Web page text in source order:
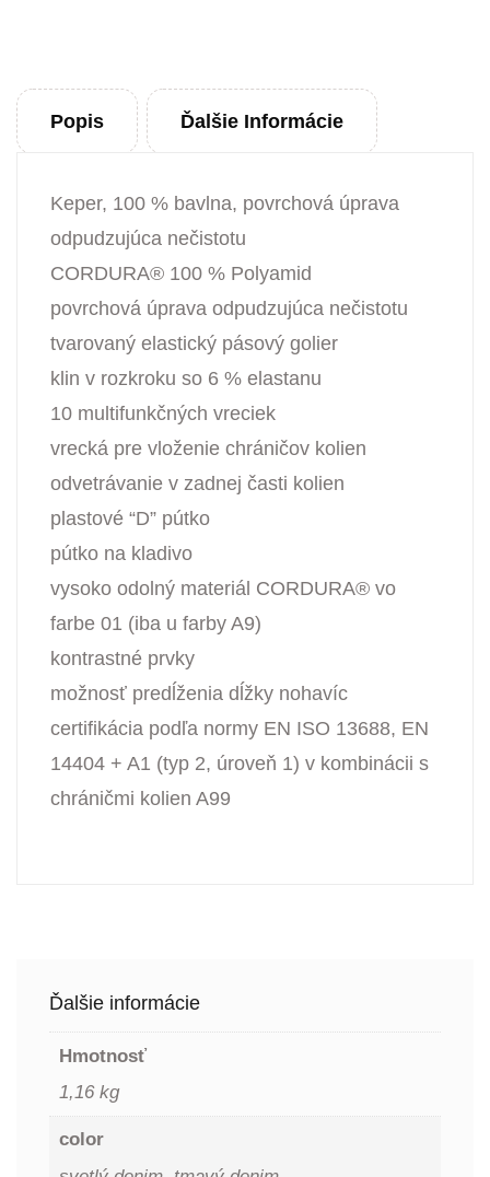
Popis Ďalšie Informácie
Keper, 100 % bavlna, povrchová úprava
odpudzujúca nečistotu
CORDURA® 100 % Polyamid
povrchová úprava odpudzujúca nečistotu
tvarovaný elastický pásový golier
klin v rozkroku so 6 % elastanu
10 multifunkčných vreciek
vrecká pre vloženie chráničov kolien
odvetrávanie v zadnej časti kolien
plastové “D” pútko
pútko na kladivo
vysoko odolný materiál CORDURA® vo
farbe 01 (iba u farby A9)
kontrastné prvky
možnosť predĺženia dĺžky nohavíc
certifikácia podľa normy EN ISO 13688, EN
14404 + A1 (typ 2, úroveň 1) v kombinácii s
chráničmi kolien A99
Ďalšie informácie
Hmotnosť
1,16 kg
color